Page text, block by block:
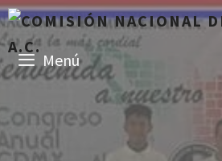
Saltar
al
contenido
Menú